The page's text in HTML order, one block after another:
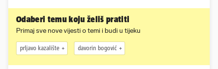
Odaberi temu koju želiš pratiti
Primaj sve nove vijesti o temi i budi u tijeku
prljavo kazalište davorin bogović